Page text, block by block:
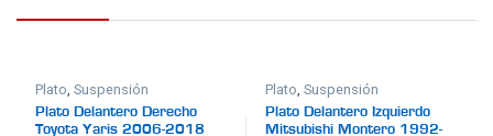
Plato ,Suspensión
Plato Delantero Derecho
Toyota Yaris 2006-2018
Plato ,Suspensión
Plato Delantero Izquierdo
Mitsubishi Montero 1992-